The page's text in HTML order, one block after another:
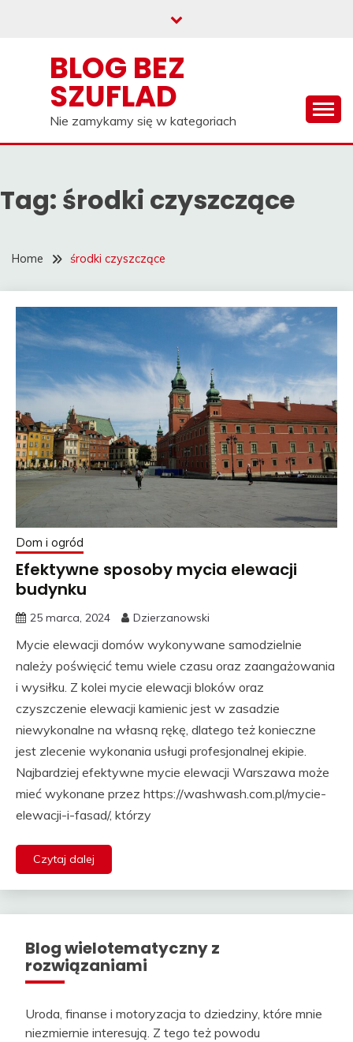
BLOG BEZ
SZUFLAD
Nie zamykamy się w kategoriach
Tag: środki czyszczące
Home środki czyszczące
Dom i ogród
Efektywne sposoby mycia elewacji
budynku
25 marca, 2024 Dzierzanowski
Mycie elewacji domów wykonywane samodzielnie
należy poświęcić temu wiele czasu oraz zaangażowania
i wysiłku. Z kolei mycie elewacji bloków oraz
czyszczenie elewacji kamienic jest w zasadzie
niewykonalne na własną rękę, dlatego też konieczne
jest zlecenie wykonania usługi profesjonalnej ekipie.
Najbardziej efektywne mycie elewacji Warszawa może
mieć wykonane przez https://washwash.com.pl/mycie-
elewacji-i-fasad/, którzy
Czytaj dalej
Blog wielotematyczny z
rozwiązaniami
Uroda, finanse i motoryzacja to dziedziny, które mnie
niezmiernie interesują. Z tego też powodu